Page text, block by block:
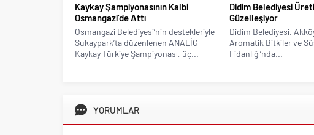
Kaykay Şampiyonasının Kalbi
Osmangazi’de Attı
Osmangazi Belediyesi’nin destekleriyle
Sukaypark’ta düzenlenen ANALİG
Kaykay Türkiye Şampiyonası, üç...
Didim Belediyesi
Güzelleşiyor
Didim Belediyesi,
Aromatik Bitkiler ve
Fidanlığı’nda...
YORUMLAR